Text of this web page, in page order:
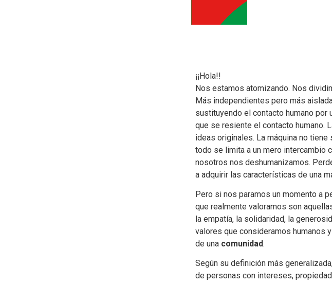
¡¡Hola!!
Nos estamos atomizando. Nos
Más independientes pero más
sustituyendo el contacto humano por
que se resiente el contacto humano.
ideas originales. La máquina no
todo se limita a un mero intercambio
nosotros nos deshumanizamos.
a adquirir las características de una
Pero si nos paramos un momento a
que realmente valoramos son
la empatía, la solidaridad, la
valores que consideramos humanos
de una comunidad.
Según su definición más
de personas con intereses,